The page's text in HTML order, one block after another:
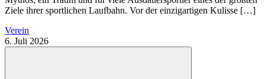
Ziele ihrer sportlichen Laufbahn. Vor der einzigartigen Kulisse […]
Verein
6. Juli 2026